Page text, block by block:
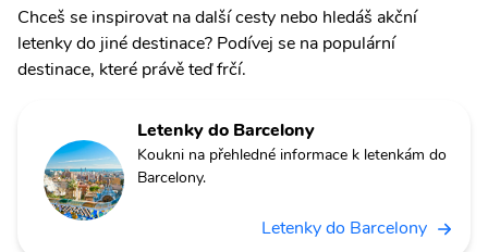
Chceš se inspirovat na další cesty nebo hledáš akční
letenky do jiné destinace? Podívej se na populární
destinace, které právě teď frčí.
Letenky do Barcelony
Koukni na přehledné informace k letenkám do
Barcelony.
Letenky do Barcelony